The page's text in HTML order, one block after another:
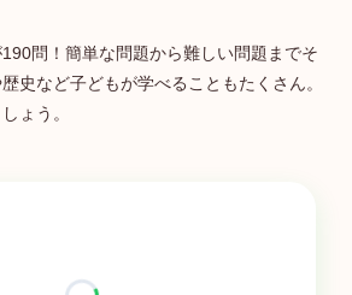
問！簡単な問題から難しい問題までそ
史など子どもが学べることもたくさん。
ょう。